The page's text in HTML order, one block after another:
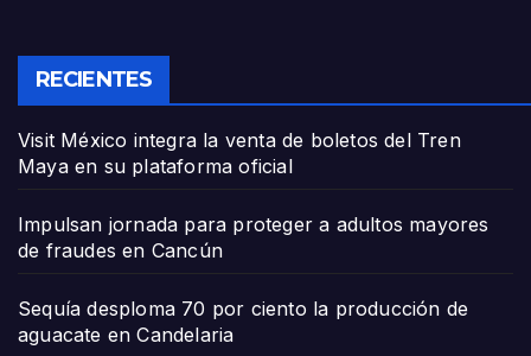
RECIENTES
Visit México integra la venta de boletos del Tren
Maya en su plataforma oficial
Impulsan jornada para proteger a adultos mayores
de fraudes en Cancún
Sequía desploma 70 por ciento la producción de
aguacate en Candelaria